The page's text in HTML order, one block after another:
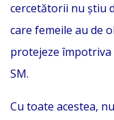
cercetătorii nu știu
care femeile au de
protejeze împotriva
SM.
Cu toate acestea,